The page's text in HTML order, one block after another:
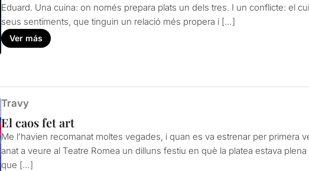
Eduard. Una cuina: on només prepara plats un dels tres. I un conflicte: el
seus sentiments, que tinguin un relació més propera i […]
Ver más
Travy
El caos fet art
Me l’havien recomanat moltes vegades, i quan es va estrenar per primera
anat a veure al Teatre Romea un dilluns festiu en què la platea estava
que […]